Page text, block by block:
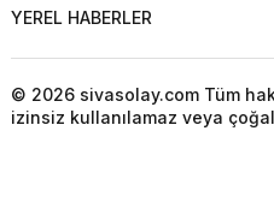
YEREL HABERLER
© 2026 sivasolay.com Tüm
izinsiz kullanılamaz veya